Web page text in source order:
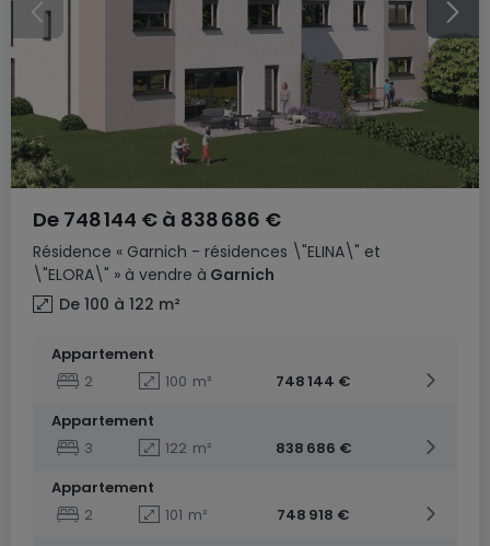
Résidence « Garnich - résidences \"ELINA\" et
\"ELORA\" » à vendre à Garnich
De 748 144 € à 838 686 €
De 100 à 122 m²
Appartement
2
100 m²
748 144 €
Appartement
3
122 m²
838 686 €
Appartement
2
101 m²
748 918 €